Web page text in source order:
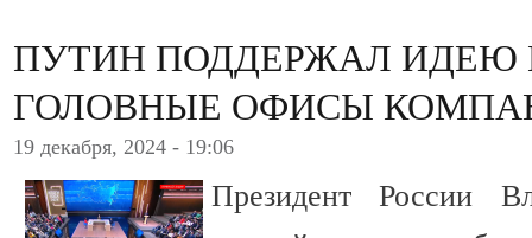
ПУТИН ПОДДЕРЖАЛ ИДЕЮ
ГОЛОВНЫЕ ОФИСЫ
19 декабря, 2024 - 19:06
Президент России